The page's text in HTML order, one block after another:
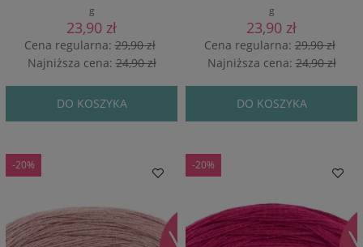
g
23,90 zł
Cena regularna:29,90 zł
Najniższa cena:24,90 zł
DO KOSZYKA
g
23,90 zł
Cena regularna:29,90 zł
Najniższa cena:24,90 zł
DO KOSZYKA
-20% -20%